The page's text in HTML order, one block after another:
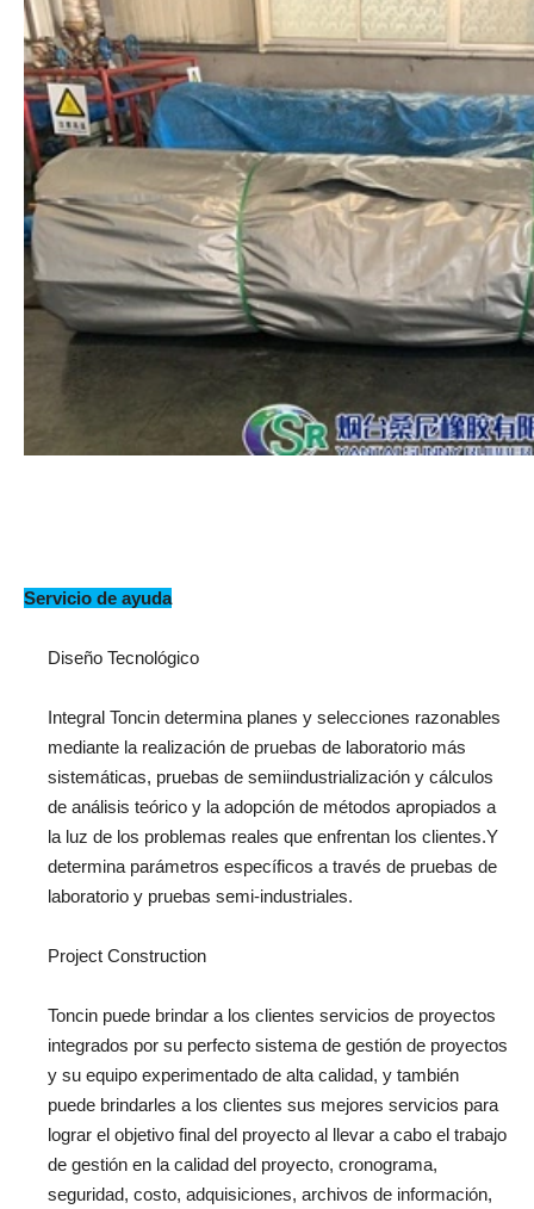
Servicio de ayuda
Diseño Tecnológico
Integral Toncin determina planes y selecciones razonables
mediante la realización de pruebas de laboratorio más
sistemáticas, pruebas de semiindustrialización y cálculos
de análisis teórico y la adopción de métodos apropiados a
la luz de los problemas reales que enfrentan los clientes.Y
determina parámetros específicos a través de pruebas de
laboratorio y pruebas semi-industriales.
Project Construction
Toncin puede brindar a los clientes servicios de proyectos
integrados por su perfecto sistema de gestión de proyectos
y su equipo experimentado de alta calidad, y también
puede brindarles a los clientes sus mejores servicios para
lograr el objetivo final del proyecto al llevar a cabo el trabajo
de gestión en la calidad del proyecto, cronograma,
seguridad, costo, adquisiciones, archivos de información,